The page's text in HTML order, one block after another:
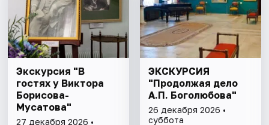
Экскурсия "В
гостях у Виктора
Борисова-
Мусатова"
27 декабря 2026 •
ЭКСКУРСИЯ
"Продолжая дело
А.П. Боголюбова"
26 декабря 2026 •
суббота